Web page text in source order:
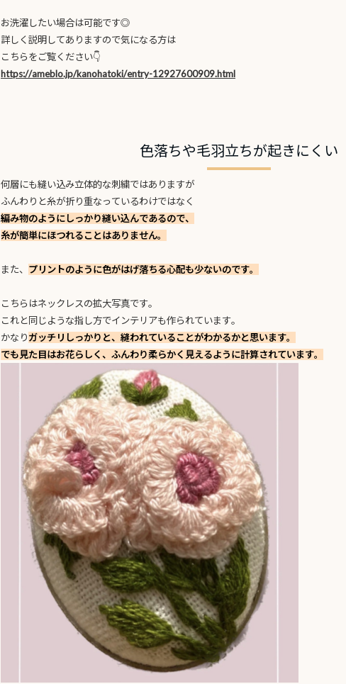
お洗濯したい場合は可能です◎
詳しく説明してありますので気になる方は
こちらをご覧ください👇
https://ameblo.jp/kanohatoki/entry-12927600909.html
色落ちや毛羽立ちが起きにくい
何層にも縫い込み立体的な刺繍ではありますが
ふんわりと糸が折り重なっているわけではなく
編み物のようにしっかり縫い込んであるので、
糸が簡単にほつれることはありません。
また、 プリントのように色がはげ落ちる心配も少ないのです。
こちらはネックレスの拡大写真です。
これと同じような指し方でインテリアも作られています。
かなりガッチリしっかりと、縫われていることがわかるかと思います。
でも見た目はお花らしく、ふんわり柔らかく見えるように計算されています。